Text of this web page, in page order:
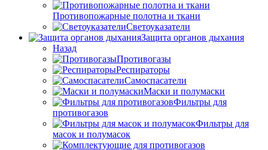
Противопожарные полотна и ткани
Светоуказатели
Защита органов дыхания
Назад
Противогазы
Респираторы
Самоспасатели
Маски и полумаски
Фильтры для
противогазов
Фильтры для
масок и полумасок